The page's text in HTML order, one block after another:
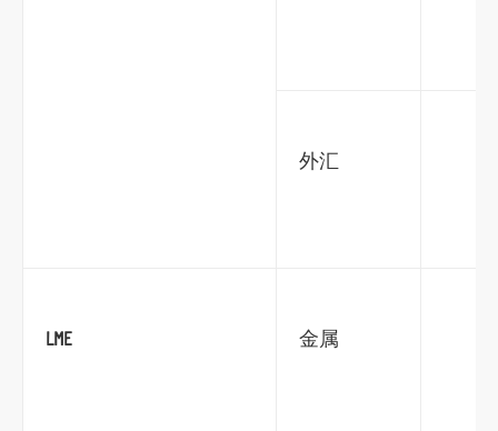
外汇
LME 金属